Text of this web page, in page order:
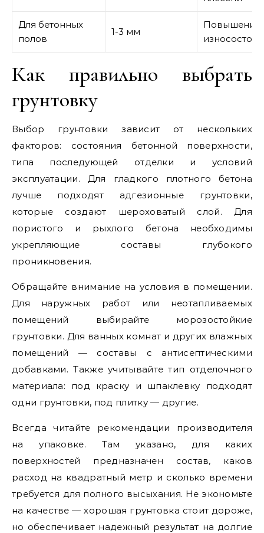
Для бетонных
полов
1-3 мм
Повышение
Как правильно выбрать
грунтовку
Выбор грунтовки зависит от нескольких
факторов: состояния бетонной поверхности,
типа последующей отделки и условий
эксплуатации. Для гладкого плотного бетона
лучше подходят адгезионные грунтовки,
которые создают шероховатый слой. Для
пористого и рыхлого бетона необходимы
укрепляющие составы глубокого
проникновения.
Обращайте внимание на условия в помещении.
Для наружных работ или неотапливаемых
помещений выбирайте морозостойкие
грунтовки. Для ванных комнат и других влажных
помещений — составы с антисептическими
добавками. Также учитывайте тип отделочного
материала: под краску и шпаклевку подходят
одни грунтовки, под плитку — другие.
Всегда читайте рекомендации производителя
на упаковке. Там указано, для каких
поверхностей предназначен состав, каков
расход на квадратный метр и сколько времени
требуется для полного высыхания. Не экономьте
на качестве — хорошая грунтовка стоит дороже,
но обеспечивает надежный результат на долгие